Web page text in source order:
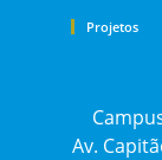
Projetos
Av.